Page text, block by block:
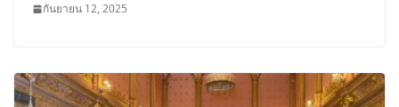
กันยายน 12, 2025